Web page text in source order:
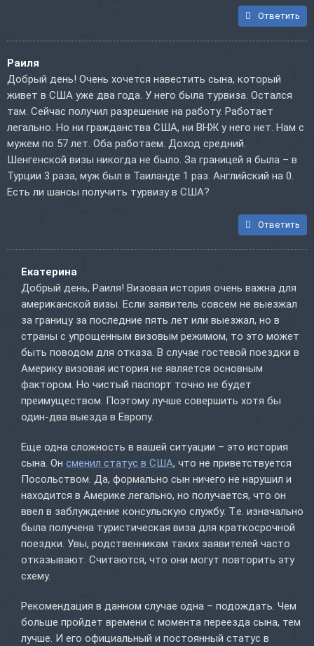
Ответить
Раиля
Добрый день! Очень хочется навестить сына, который
живет в США уже два года. У него была турвиза. Остался
там. Сейчас получил разрешение на работу. Работает
легально. Но ни гражданства США, ни ВНЖ у него нет. Нам с
мужем по 57 лет. Оба работаем. Доход средний.
Шенгенской визы никогда не было. За границей я была – в
Турции 3 раза, муж был в Таиланде 1 раз. Английский на 0.
Есть ли шансы получить турвизу в США?
Ответить
Екатерина
Добрый день, Раиля! Визовая история очень важна для
американской визы. Если заявитель совсем не выезжал
за границу за последние пять лет или выезжал, но в
страны с упрощенным визовым режимом, то это может
быть поводом для отказа. В случае гостевой поездки в
Америку визовая история не является основным
фактором. Но чистый паспорт точно не будет
преимуществом. Поэтому лучше совершить хотя бы
один-два выезда в Европу.
Еще одна сложность в вашей ситуации – это история
сына. Он сменил статус в США, что не приветствуется
Посольством. Да, формально сын ничего не нарушил и
находится в Америке легально, но получается, что он
ввел в заблуждение консульскую службу. Т.е. изначально
была получена туристическая виза для краткосрочной
поездки. Увы, родственникам таких заявителей часто
отказывают. Считаются, что они могут повторить эту
схему.
Рекомендация в данном случае одна – подождать. Чем
больше пройдет времени с момента переезда сына, тем
лучше. И его официальный и постоянный статус в